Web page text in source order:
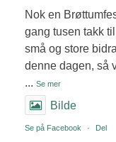
Nok en
gang tusen takk
små og store
denne dagen, så
... Se mer
Bilde
Se på Facebook · Del